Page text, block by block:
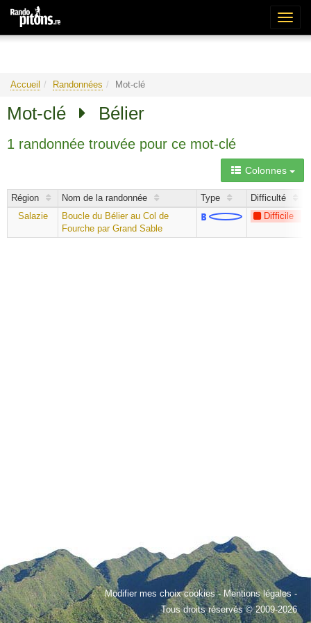
Accueil Randonnées Mot-clé
Mot-clé Bélier
1 randonnée trouvée pour ce mot-clé
Colonnes
Région Nom de la randonnée Type Difficulté
Salazie
Boucle du Bélier au Col de
Fourche par Grand Sable
Difficile
Modifier mes choix cookies-Mentions légales -
Tous droits réservés © 2009-2026